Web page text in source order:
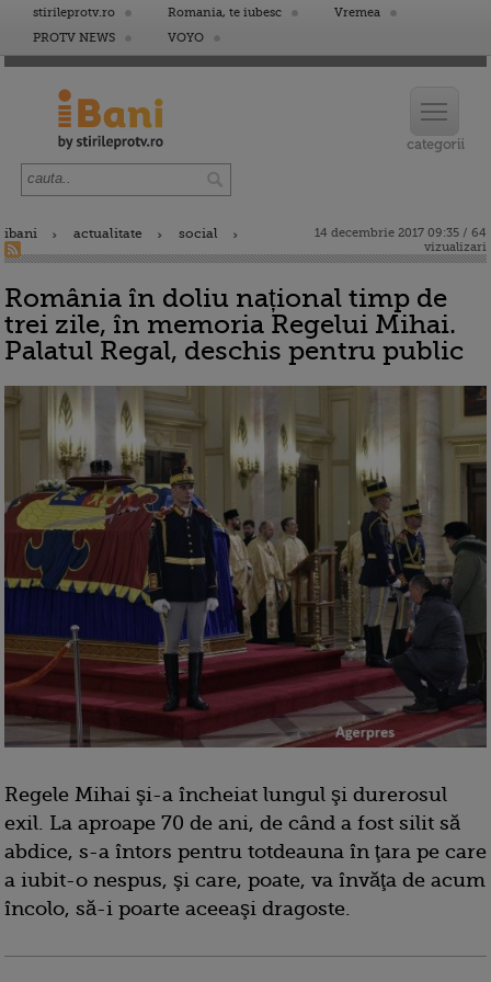
stirileprotv.ro Romania, te iubesc
Vremea
PROTV NEWS
VOYO
ibani actualitate social
14 decembrie 2017 09:35 / 64
vizualizari
România în doliu național timp de
trei zile, în memoria Regelui Mihai.
Palatul Regal, deschis pentru public
Regele Mihai şi-a încheiat lungul şi durerosul
exil. La aproape 70 de ani, de când a fost silit să
abdice, s-a întors pentru totdeauna în ţara pe care
a iubit-o nespus, şi care, poate, va învăţa de acum
încolo, să-i poarte aceeaşi dragoste.